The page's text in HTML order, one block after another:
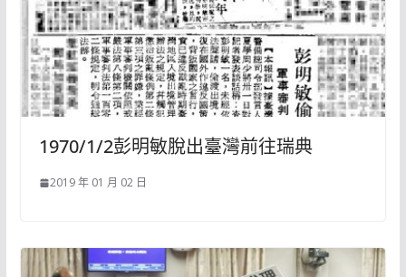
1970/1/2彭明敏脫出臺灣前往瑞典
2019 年 01 月 02 日